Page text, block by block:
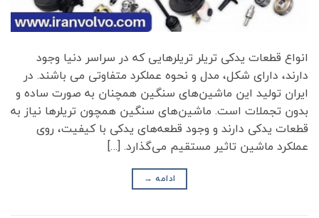
انواع قطعات یدکی تریلر تریلرهایی که در سراسر دنیا وجود
دارند، دارای شکل، مدل و نحوه عملکرد متفاوتی می باشند. در
ایران تولید این ماشین‌های سنگین همچنان به صورت ساده و
بدون تجملات است. ماشین‌های سنگین همچون تریلرها نیاز به
قطعات یدکی دارند و وجود قطعه‌های یدکی با کیفیت، روی
عملکرد ماشین تاثیر مستقیم می‌گذارد. […]
ادامه →